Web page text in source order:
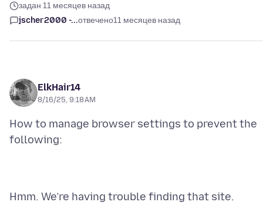
задан 11 месяцев назад
jscher2000 -...отвечено11 месяцев назад
ElkHair14
8/16/25, 9:18 AM
How to manage browser settings to prevent the